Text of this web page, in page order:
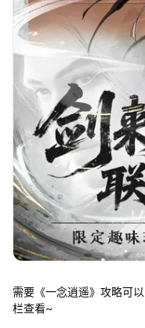
需要《一念逍遥》攻略可
栏查看~